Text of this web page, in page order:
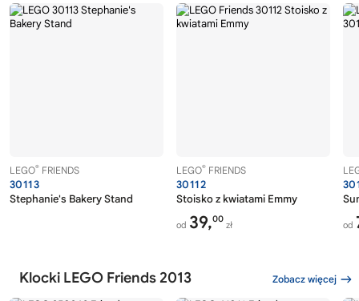
LEGO® FRIENDS
30113
Stephanie's Bakery Stand
LEGO® FRIENDS
30112
Stoisko z kwiatami Emmy
od 39,00
zł od
Klocki LEGO Friends 2013 Zobacz więcej